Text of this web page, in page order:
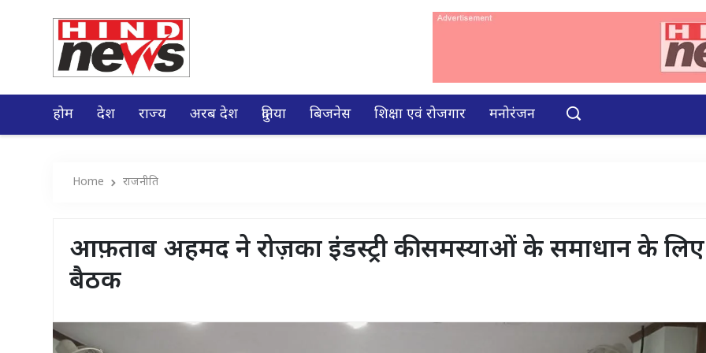
होम देश राज्य अरब देश दुनिया बिजनेस शिक्षा एवं रोजगार मनोरंजन
Home राजनीति
आफ़ताब अहमद ने रोज़का इंडस्ट्री की समस्याओं के समाधान के लिए
बैठक